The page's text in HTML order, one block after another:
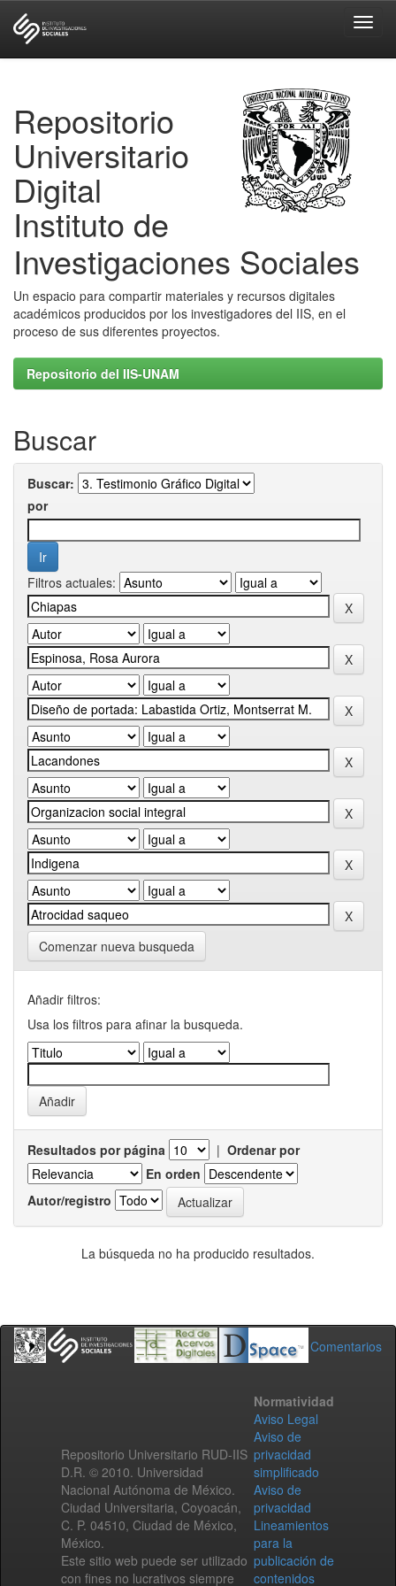
Repositorio
Universitario
Digital
Instituto de
Investigaciones Sociales
Un espacio para compartir materiales y recursos digitales
académicos producidos por los investigadores del IIS, en el
proceso de sus diferentes proyectos.
Repositorio del IIS-UNAM
Buscar
Buscar:
por
Filtros actuales:
Comenzar nueva busqueda
Añadir filtros:
Usa los filtros para afinar la busqueda.
Resultados por página | Ordenar por
En orden
Autor/registro
La búsqueda no ha producido resultados.
Comentarios
Repositorio Universitario RUD-IIS
D.R. © 2010. Universidad
Nacional Autónoma de México.
Ciudad Universitaria, Coyoacán,
C. P. 04510, Ciudad de México,
México.
Este sitio web puede ser utilizado
con fines no lucrativos siempre
Normatividad
Aviso Legal
Aviso de
privacidad
simplificado
Aviso de
privacidad
Lineamientos
para la
publicación de
contenidos